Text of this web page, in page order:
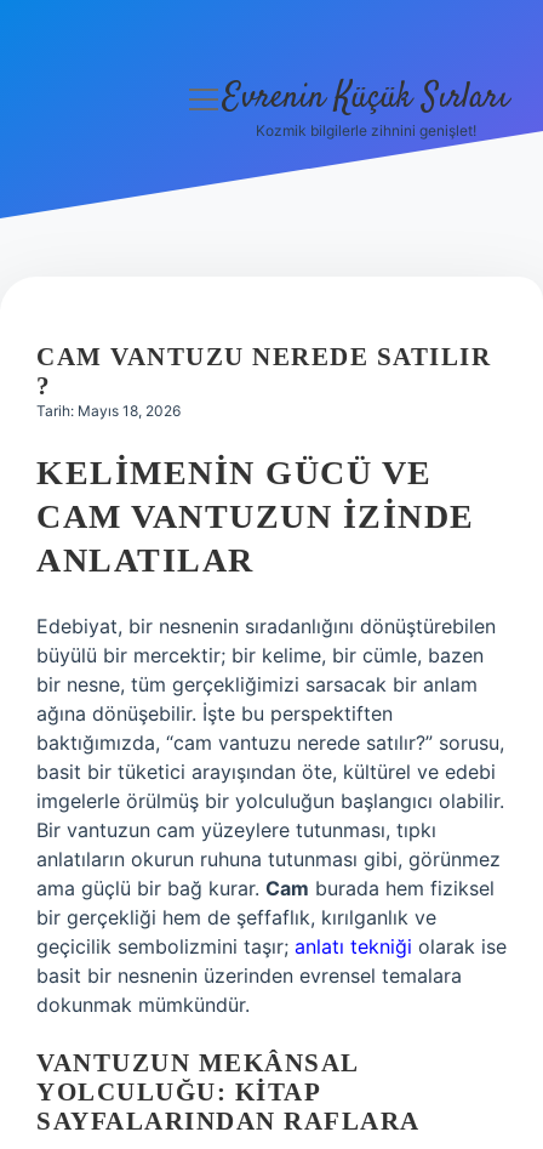
Hakkımızda
menüyü
Evrenin Küçük Sırları
Kozmik bilgilerle zihnini genişlet!
CAM VANTUZU NEREDE SATILIR
?
Tarih: Mayıs 18, 2026
KELIMENIN GÜCÜ VE
CAM VANTUZUN İZINDE
ANLATILAR
Edebiyat, bir nesnenin sıradanlığını dönüştürebilen
büyülü bir mercektir; bir kelime, bir cümle, bazen
bir nesne, tüm gerçekliğimizi sarsacak bir anlam
ağına dönüşebilir. İşte bu perspektiften
baktığımızda, “cam vantuzu nerede satılır?” sorusu,
basit bir tüketici arayışından öte, kültürel ve edebi
imgelerle örülmüş bir yolculuğun başlangıcı olabilir.
Bir vantuzun cam yüzeylere tutunması, tıpkı
anlatıların okurun ruhuna tutunması gibi, görünmez
ama güçlü bir bağ kurar. Cam burada hem fiziksel
bir gerçekliği hem de şeffaflık, kırılganlık ve
geçicilik sembolizmini taşır; anlatı tekniği olarak ise
basit bir nesnenin üzerinden evrensel temalara
dokunmak mümkündür.
VANTUZUN MEKÂNSAL
YOLCULUĞU: KITAP
SAYFALARINDAN RAFLARA